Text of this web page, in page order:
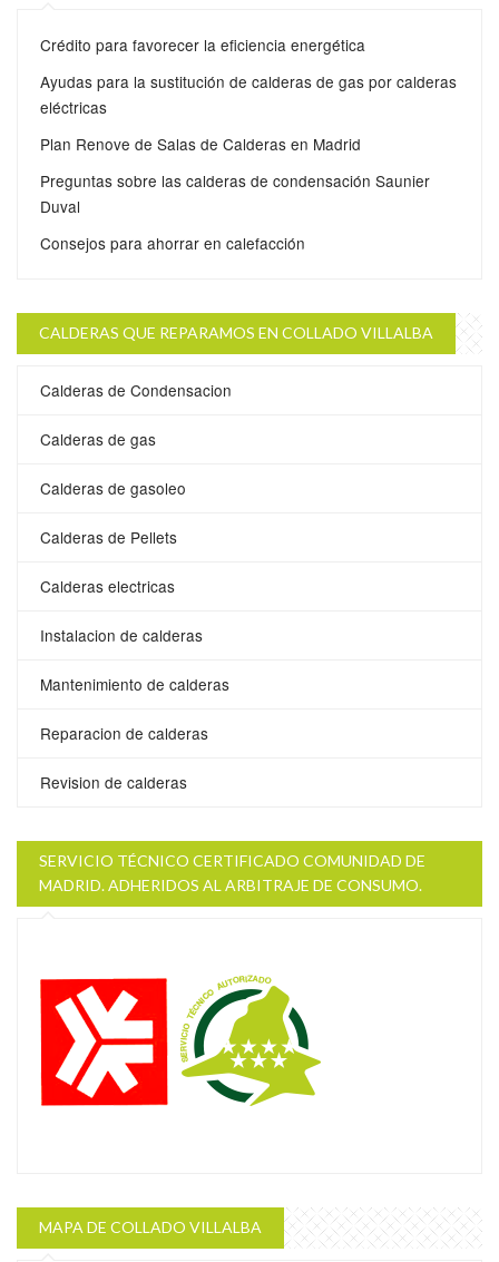
Crédito para favorecer la eficiencia energética
Ayudas para la sustitución de calderas de gas por calderas
eléctricas
Plan Renove de Salas de Calderas en Madrid
Preguntas sobre las calderas de condensación Saunier
Duval
Consejos para ahorrar en calefacción
CALDERAS QUE REPARAMOS EN COLLADO VILLALBA
Calderas de Condensacion
Calderas de gas
Calderas de gasoleo
Calderas de Pellets
Calderas electricas
Instalacion de calderas
Mantenimiento de calderas
Reparacion de calderas
Revision de calderas
SERVICIO TÉCNICO CERTIFICADO COMUNIDAD DE
MADRID. ADHERIDOS AL ARBITRAJE DE CONSUMO.
MAPA DE COLLADO VILLALBA